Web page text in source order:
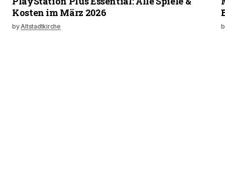
Kosten im März 2026
byAltstadtkirche